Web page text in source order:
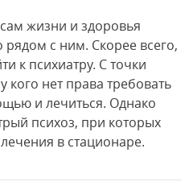
жизни и здоровья
рядом с ним. Скорее всего,
к психиатру. С точки
нет права требовать
и лечиться. Однако
психоз, при которых
в стационаре.